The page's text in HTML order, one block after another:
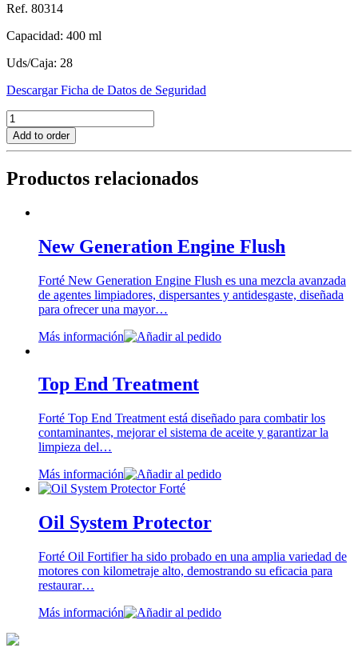
Ref. 80314
Capacidad: 400 ml
Uds/Caja: 28
Descargar Ficha de Datos de Seguridad
Oil
Fortifier
cantidad
Add to order
Productos relacionados
New Generation Engine Flush
Forté New Generation Engine Flush es una mezcla avanzada
de agentes limpiadores, dispersantes y antidesgaste, diseñada
para ofrecer una mayor…
Más información
Top End Treatment
Forté Top End Treatment está diseñado para combatir los
contaminantes, mejorar el sistema de aceite y garantizar la
limpieza del…
Más información
Oil System Protector
Forté Oil Fortifier ha sido probado en una amplia variedad de
motores con kilometraje alto, demostrando su eficacia para
restaurar…
Más información